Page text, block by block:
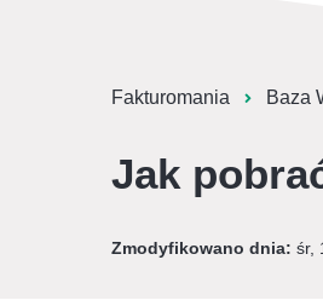
Fakturomania Baza
Jak
Zmodyfikowano dnia: śr,